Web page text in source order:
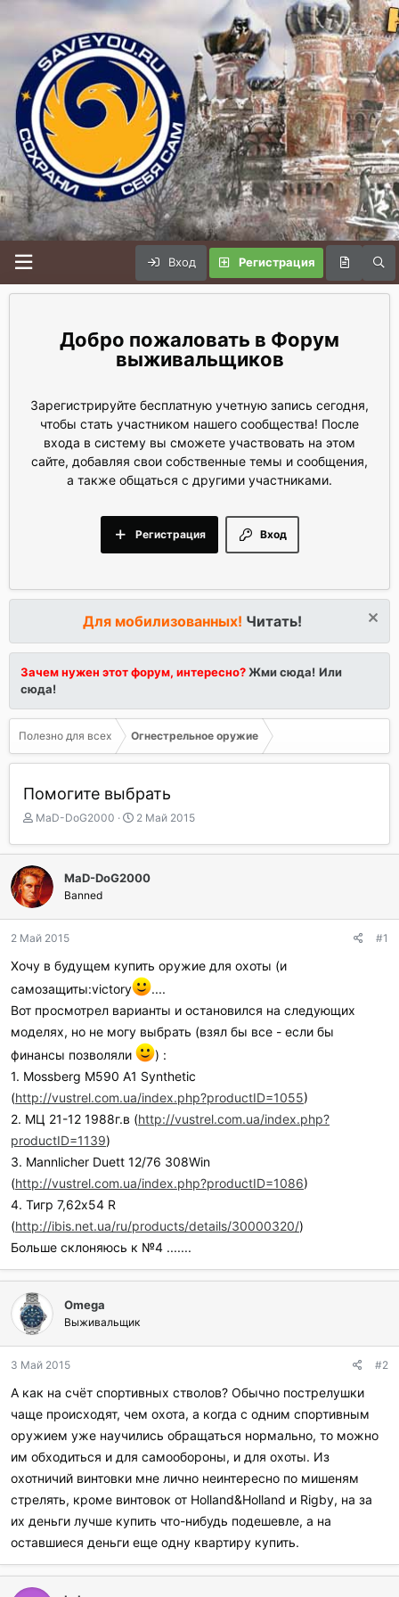
Вход Регистрация
Форум
выживальщиков
Зарегистрируйте бесплатную учетную запись сегодня,
чтобы стать участником нашего сообщества! После
входа в систему вы сможете участвовать на этом
сайте, добавляя свои собственные темы и сообщения,
а также общаться с другими участниками.
Вход
Регистрация
Для мобилизованных! Читать!
Зачем нужен этот форум, интересно?Жми сюда! Или
сюда!
Полезно для всех Огнестрельное оружие
Помогите выбрать
А
т
о
р
т
ы
MaD-DoG2000
Д
т
н
а
2 Май 2015
MaD-DoG2000
Banned
2 Май 2015 #1
Хочу в будущем купить оружие для охоты (и
самозащиты:victory
....
Вот просмотрел варианты и остановился на следующих
моделях, но не могу выбрать (взял бы все - если бы
финансы позволяли
) :
1. Mossberg M590 A1 Synthetic
(http://vustrel.com.ua/index.php?productID=1055)
2. МЦ 21-12 1988г.в (http://vustrel.com.ua/index.php?
productID=1139)
3. Mannlicher Duett 12/76 308Win
(http://vustrel.com.ua/index.php?productID=1086)
4. Тигр 7,62х54 R
(http://ibis.net.ua/ru/products/details/30000320/)
Больше склоняюсь к №4 .......
Omega
Выживальщик
3 Май 2015 #2
А как на счёт спортивных стволов? Обычно пострелушки
чаще происходят, чем охота, а когда с одним спортивным
оружием уже научились обращаться нормально, то можно
им обходиться и для самообороны, и для охоты. Из
охотничий винтовки мне лично неинтересно по мишеням
стрелять, кроме винтовок от Holland&Holland и Rigby, на за
их деньги лучше купить что-нибудь подешевле, а на
оставшиеся деньги еще одну квартиру купить.